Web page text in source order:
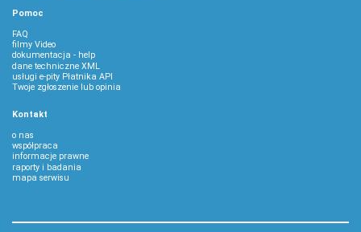
Pomoc
FAQ
filmy Video
dokumentacja - help
dane techniczne XML
usługi e-pity Płatnika API
Twoje zgłoszenie lub opinia
Kontakt
o nas
współpraca
informacje prawne
raporty i badania
mapa serwisu